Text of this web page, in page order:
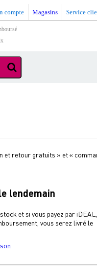
compte Magasins Service
et retour gratuits » et «
lendemain
et si vous payez par
vous serez livré le